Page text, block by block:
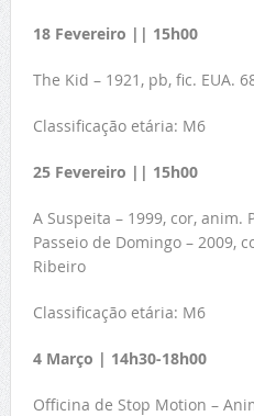
18 Fevereiro || 15h00
The Kid – 1921, pb, fic. EUA.
Classificação etária: M6
25 Fevereiro || 15h00
A Suspeita – 1999, cor, anim.
Passeio de Domingo – 2009,
Ribeiro
Classificação etária: M6
4 Março | 14h30-18h00
Officina de Stop Motion –